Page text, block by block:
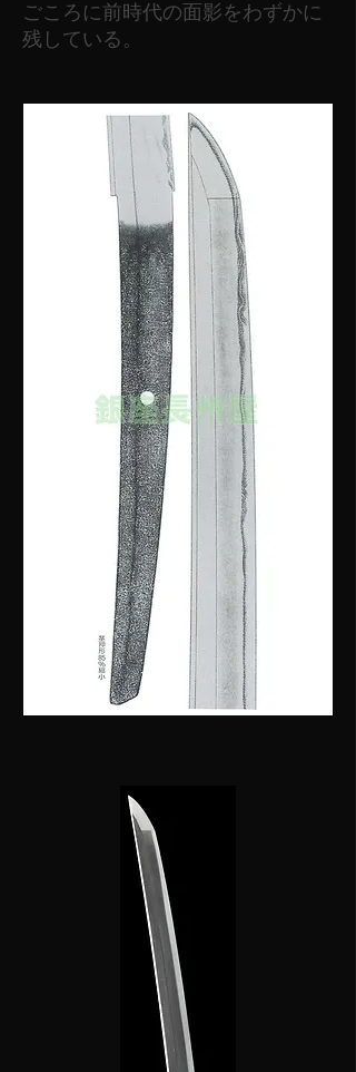
ごころに前時代の面影をわずかに
残している。